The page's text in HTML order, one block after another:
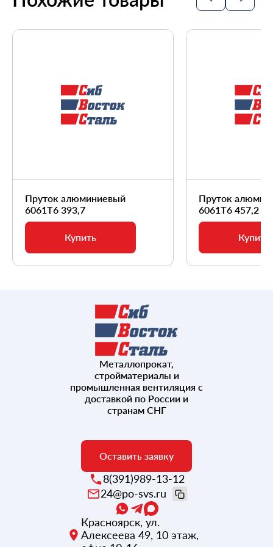
Пруток алюминиевый
6061Т6 393,7
Купить
Пруток
6061Т6 457,2
Купить
Металлопрокат,
стройматериалы и
промышленная вентиляция с
доставкой по России и
странам СНГ
Оставить заявку
8(391)989-13-12
24@po-svs.ru
Красноярск, ул.
Алексеева 49, 10 этаж,